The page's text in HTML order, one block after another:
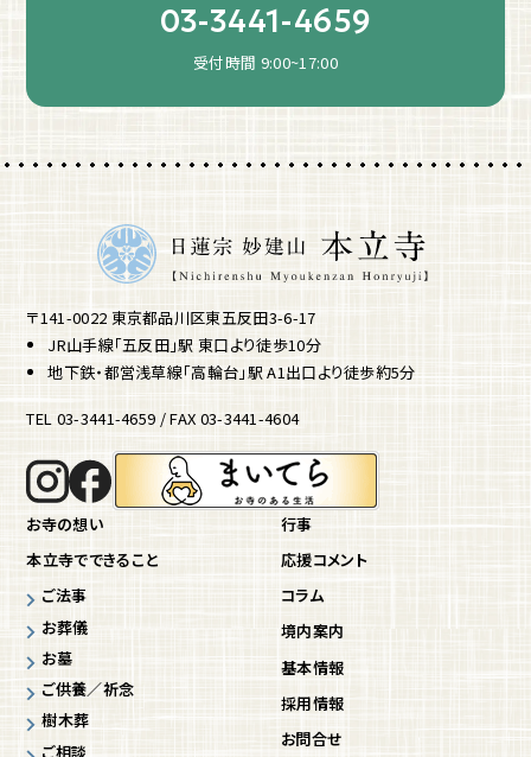
03-3441-4659
受付時間 9:00~17:00
〒141-0022 東京都品川区東五反田3-6-17
JR山手線「五反田」駅 東口より徒歩10分
地下鉄・都営浅草線「高輪台」駅 A1出口より徒歩約5分
TEL 03-3441-4659 / FAX 03-3441-4604
お寺の想い
本立寺でできること
ご法事
お葬儀
お墓
ご供養／祈念
樹木葬
ご相談
行事
応援コメント
コラム
境内案内
基本情報
採用情報
お問合せ